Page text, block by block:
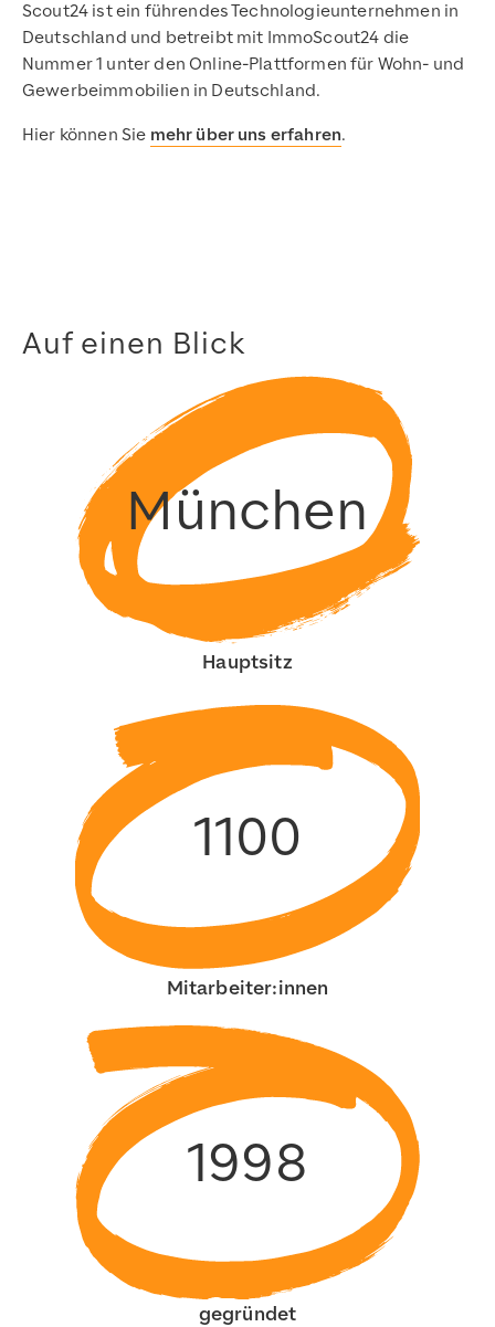
Scout24 ist ein führendes Technologieunternehmen in
Deutschland und betreibt mit ImmoScout24 die
Nummer 1 unter den Online-Plattformen für Wohn- und
Gewerbeimmobilien in Deutschland.
Hier können Sie mehr über uns erfahren.
Auf einen Blick
München
Hauptsitz
1100
Mitarbeiter:innen
1998
gegründet